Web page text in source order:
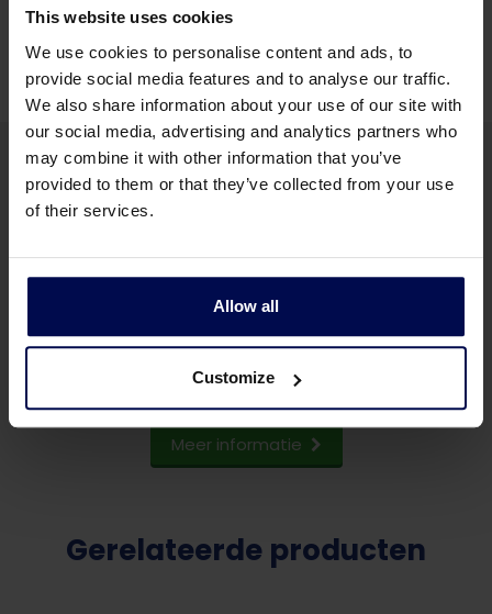
This website uses cookies
We use cookies to personalise content and ads, to
provide social media features and to analyse our traffic.
We also share information about your use of our site with
our social media, advertising and analytics partners who
may combine it with other information that you’ve
provided to them or that they’ve collected from your use
of their services.
Allow all
Customize
vrachtwagen
Wilt u meer informatie over onze
verenpers?
Stuur ons een paar woorden over uw project en wij
nemen contact met u op
Meer informatie
Gerelateerde producten